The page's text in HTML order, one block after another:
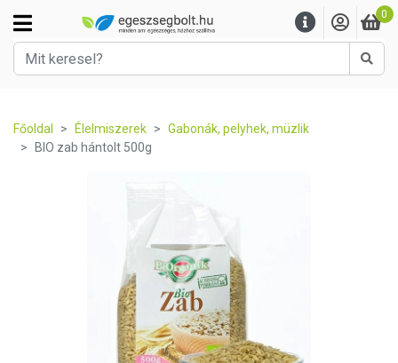
0
Főoldal Élelmiszerek
Gabonák, pelyhek, müzlik
BIO zab hántolt 500g